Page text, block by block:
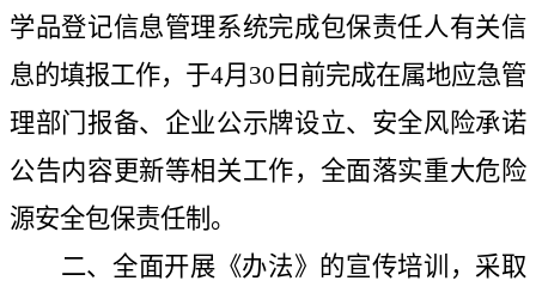
学品登记信息管理系统完成包保责任人有关信
息的填报工作，于4月 30 日前完成在属地应急管
理部门报备、企业公示牌设立、安全风险承诺
公告内容更新等相关工作，全面落实重大危险
源安全包保责任制。
二、全面开展《办法》的宣传培训，采取